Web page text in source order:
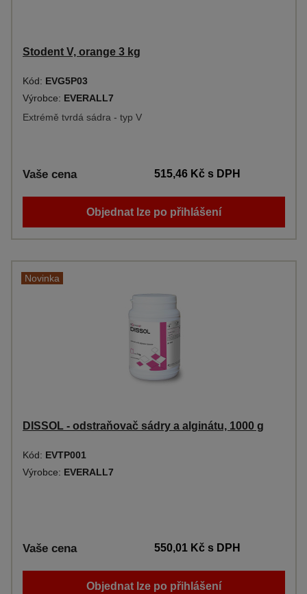
Stodent V, orange 3 kg
Kód: EVG5P03
Výrobce: EVERALL7
Extrémě tvrdá sádra - typ V
Vaše cena 515,46 Kčs DPH
Objednat lze po přihlášení
Novinka
DISSOL - odstraňovač sádry a alginátu, 1000 g
Kód: EVTP001
Výrobce: EVERALL7
Vaše cena 550,01 Kčs DPH
Objednat lze po přihlášení